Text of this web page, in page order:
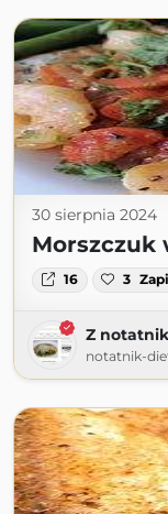
30 sierpnia 2024
Morszczuk
16 3
Z
notatnik-